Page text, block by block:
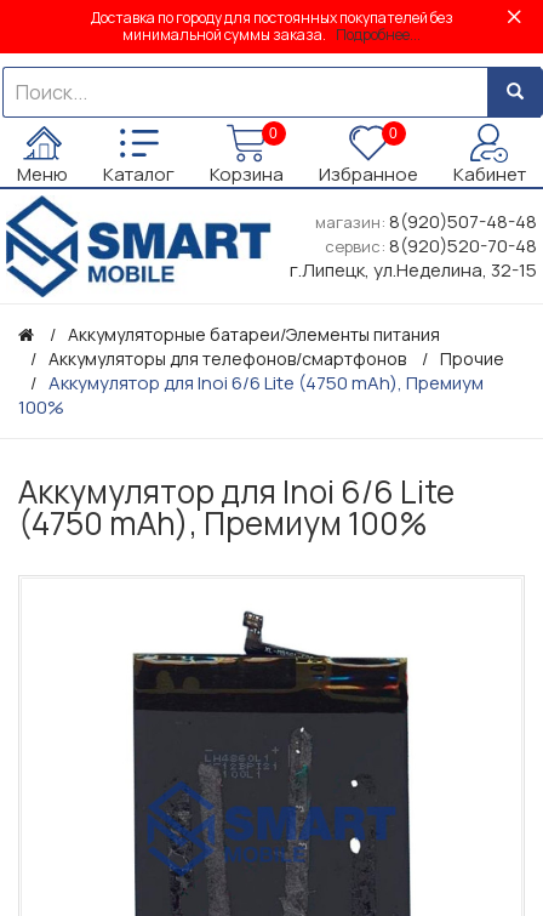
Доставка по городу для постоянных покупателей без
минимальной суммы заказа. Подробнее...
Меню Каталог
0
Корзина
0
Избранное Кабинет
магазин: 8(920)507-48-48
сервис: 8(920)520-70-48
г.Липецк, ул.Неделина, 32-15
Аккумуляторные батареи/Элементы питания
Аккумуляторы для телефонов/смартфонов
Прочие
Аккумулятор для Inoi 6/6 Lite (4750 mAh), Премиум
100%
Аккумулятор для Inoi 6/6 Lite
(4750 mAh), Премиум 100%